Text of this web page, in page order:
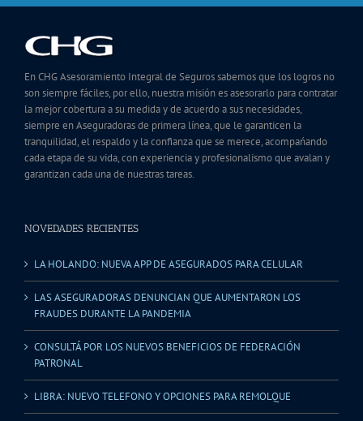
En CHG Asesoramiento Integral de Seguros sabemos que los logros no
son siempre fáciles, por ello, nuestra misión es asesorarlo para contratar
la mejor cobertura a su medida y de acuerdo a sus necesidades,
siempre en Aseguradoras de primera línea, que le garanticen la
tranquilidad, el respaldo y la confianza que se merece, acompańando
cada etapa de su vida, con experiencia y profesionalismo que avalan y
garantizan cada una de nuestras tareas.
NOVEDADES RECIENTES
LA HOLANDO: NUEVA APP DE ASEGURADOS PARA CELULAR
LAS ASEGURADORAS DENUNCIAN QUE AUMENTARON LOS
FRAUDES DURANTE LA PANDEMIA
CONSULTÁ POR LOS NUEVOS BENEFICIOS DE FEDERACIÓN
PATRONAL
LIBRA: NUEVO TELEFONO Y OPCIONES PARA REMOLQUE